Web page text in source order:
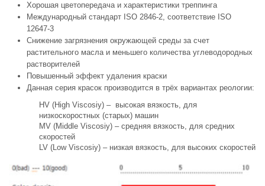
Хорошая цветопередача и характеристики треппинга
Международный стандарт ISO 2846-2, соответствие ISO
12647-3
Снижение загрязнения окружающей среды за счет
растительного масла и меньшего количества углеводородных
растворителей
Повышенный эффект удаления краски
Данная серия красок производится в трёх вариантах реологии:
HV (High Viscosiy) – высокая вязкость, для
низкоскоростных (старых) машин
MV (Middle Viscosiy) – средняя вязкость, для средних
скоростей
LV (Low Viscosiy) – низкая вязкость, для высоких скоростей